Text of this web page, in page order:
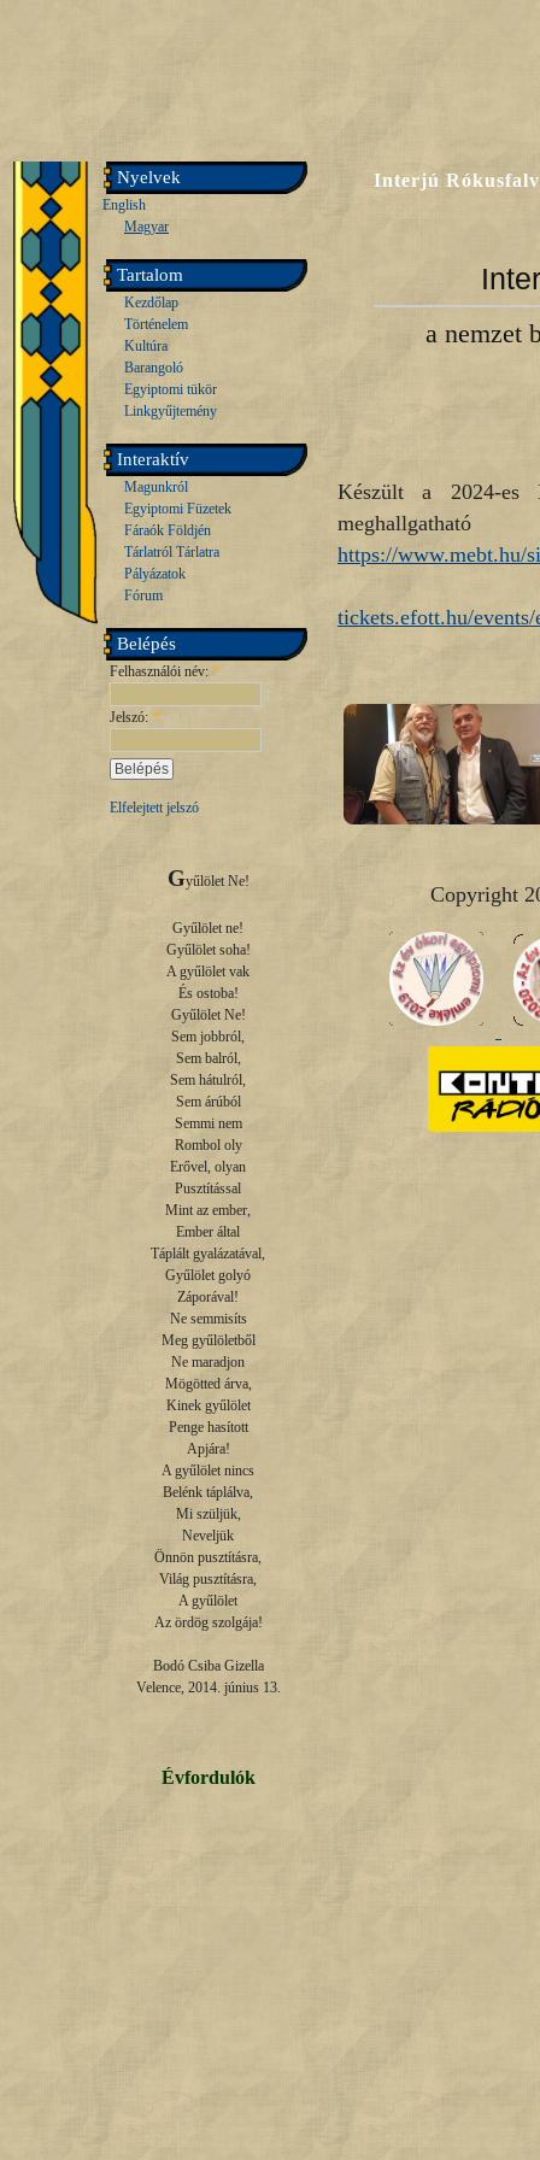
Nyelvek
English
Magyar
Tartalom
Kezdőlap
Történelem
Kultúra
Barangoló
Egyiptomi tükör
Linkgyűjtemény
Interaktív
Magunkról
Egyiptomi Füzetek
Fáraók Földjén
Tárlatról Tárlatra
Pályázatok
Fórum
Belépés
Felhasználói név: *
Jelszó: *
Elfelejtett jelszó
Gyűlölet Ne!
Gyűlölet ne!
Gyűlölet soha!
A gyűlölet vak
És ostoba!
Gyűlölet Ne!
Sem jobbról,
Sem balról,
Sem hátulról,
Sem árúból
Semmi nem
Rombol oly
Erővel, olyan
Pusztítással
Mint az ember,
Ember által
Táplált gyalázatával,
Gyűlölet golyó
Záporával!
Ne semmisíts
Meg gyűlöletből
Ne maradjon
Mögötted árva,
Kinek gyűlölet
Penge hasított
Apjára!
A gyűlölet nincs
Belénk táplálva,
Mi szüljük,
Neveljük
Önnön pusztításra,
Világ pusztításra,
A gyűlölet
Az ördög szolgája!
Bodó Csiba Gizella
Velence, 2014. június 13.
Évfordulók
Interjú
a nemzet
Készült a 2024-es
https://www.mebt.hu/
tickets.efott.hu/
Copyright